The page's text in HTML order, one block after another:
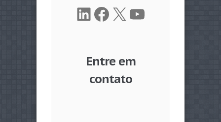
LinkedIn
Facebook
X Youtube
Entre em
contato